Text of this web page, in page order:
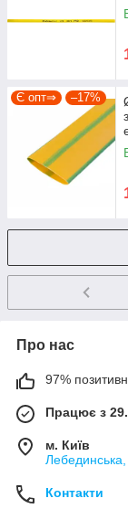
Є опт⇒ –17%
Про нас
97%
Працює з
м. Київ
Лебединська,
Контакти